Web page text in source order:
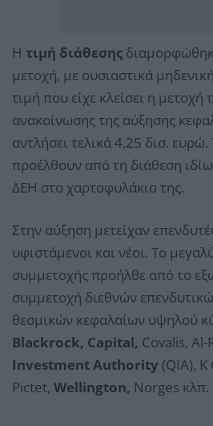
Η τιμή διάθεσης
μετοχή, με ουσιαστικά
τιμή που είχε κλείσει η μετοχή
ανακοίνωσης της αύξησης
αντλήσει τελικά 4,25 δισ.
προέλθουν από τη διάθεση
ΔΕΗ στο χαρτοφυλάκιο της.
Στην αύξηση μετείχαν
υφιστάμενοι και νέοι. Το
συμμετοχής προήλθε από το
συμμετοχή διεθνών
θεσμικών κεφαλαίων υψηλού
Blackrock, Capital, Covalis,
Investment Authority (QIA),
Pictet, Wellington, Norges κλπ.